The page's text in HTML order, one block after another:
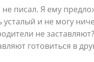
писал. Я ему
и не могу
не
готовиться в